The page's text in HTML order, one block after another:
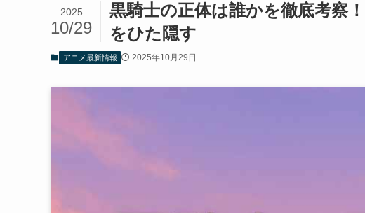
黒騎士の正体は誰かを徹底考察
をひた隠す
2025
10/29
アニメ最新情報 2025年10月29日